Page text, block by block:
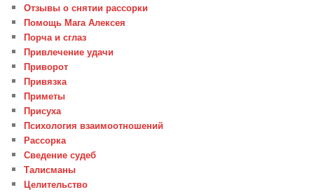
Отзывы о снятии рассорки
Помощь Мага Алексея
Порча и сглаз
Привлечение удачи
Приворот
Привязка
Приметы
Присуха
Психология взаимоотношений
Рассорка
Сведение судеб
Талисманы
Целительство